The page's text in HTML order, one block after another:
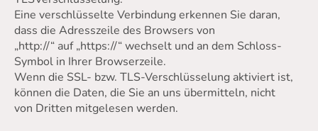
Eine verschlüsselte Verbindung erkennen Sie daran,
dass die Adresszeile des Browsers von
„http://“ auf „https://“ wechselt und an dem Schloss-
Symbol in Ihrer Browserzeile.
Wenn die SSL- bzw. TLS-Verschlüsselung aktiviert ist,
können die Daten, die Sie an uns übermitteln, nicht
von Dritten mitgelesen werden.